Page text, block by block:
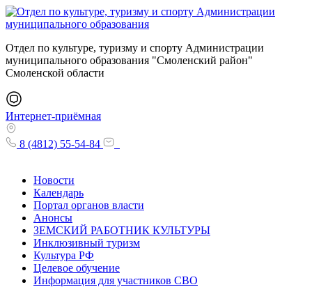
Отдел по культуре, туризму и спорту Администрации
муниципального образования "Смоленский район"
Смоленской области
Интернет-приёмная
8 (4812) 55-54-84
Новости
Календарь
Портал органов власти
Анонсы
ЗЕМСКИЙ РАБОТНИК КУЛЬТУРЫ
Инклюзивный туризм
Культура РФ
Целевое обучение
Информация для участников СВО